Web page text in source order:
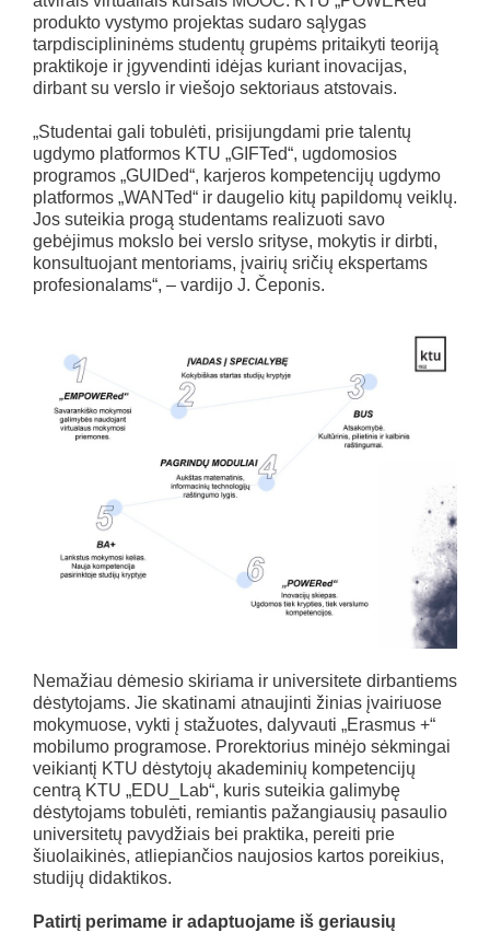
produkto vystymo projektas sudaro sąlygas
tarpdisciplininėms studentų grupėms pritaikyti teoriją
praktikoje ir įgyvendinti idėjas kuriant inovacijas,
dirbant su verslo ir viešojo sektoriaus atstovais.
„Studentai gali tobulėti, prisijungdami prie talentų
ugdymo platformos KTU „GIFTed“, ugdomosios
programos „GUIDed“, karjeros kompetencijų ugdymo
platformos „WANTed“ ir daugelio kitų papildomų veiklų.
Jos suteikia progą studentams realizuoti savo
gebėjimus mokslo bei verslo srityse, mokytis ir dirbti,
konsultuojant mentoriams, įvairių sričių ekspertams
profesionalams“, – vardijo J. Čeponis.
Nemažiau dėmesio skiriama ir universitete dirbantiems
dėstytojams. Jie skatinami atnaujinti žinias įvairiuose
mokymuose, vykti į stažuotes, dalyvauti „Erasmus +“
mobilumo programose. Prorektorius minėjo sėkmingai
veikiantį KTU dėstytojų akademinių kompetencijų
centrą KTU „EDU_Lab“, kuris suteikia galimybę
dėstytojams tobulėti, remiantis pažangiausių pasaulio
universitetų pavydžiais bei praktika, pereiti prie
šiuolaikinės, atliepiančios naujosios kartos poreikius,
studijų didaktikos.
Patirtį perimame ir adaptuojame iš geriausių